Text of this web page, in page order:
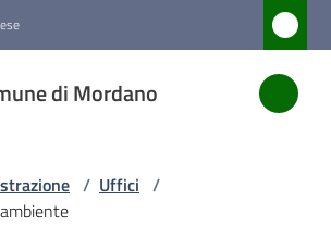
di Mordano
/ Uffici /